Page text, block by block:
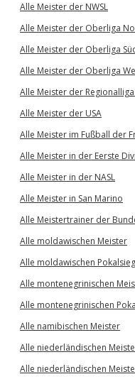
Alle Meister der NWSL
Alle Meister der Oberliga
Alle Meister der Oberliga
Alle Meister der Oberliga
Alle Meister der
Alle Meister der USA
Alle Meister im Fußball der
Alle Meister in der Eerste
Alle Meister in der NASL
Alle Meister in San Marino
Alle Meistertrainer der
Alle moldawischen Meister
Alle moldawischen
Alle montenegrinischen
Alle montenegrinischen
Alle namibischen Meister
Alle niederländischen
Alle niederländischen